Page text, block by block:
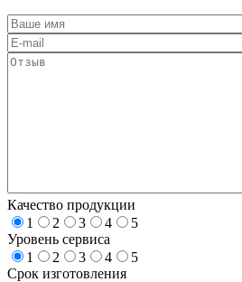
Качество продукции
1
2 3 4
5
Уровень сервиса
1
2 3 4
5
Срок изготовления